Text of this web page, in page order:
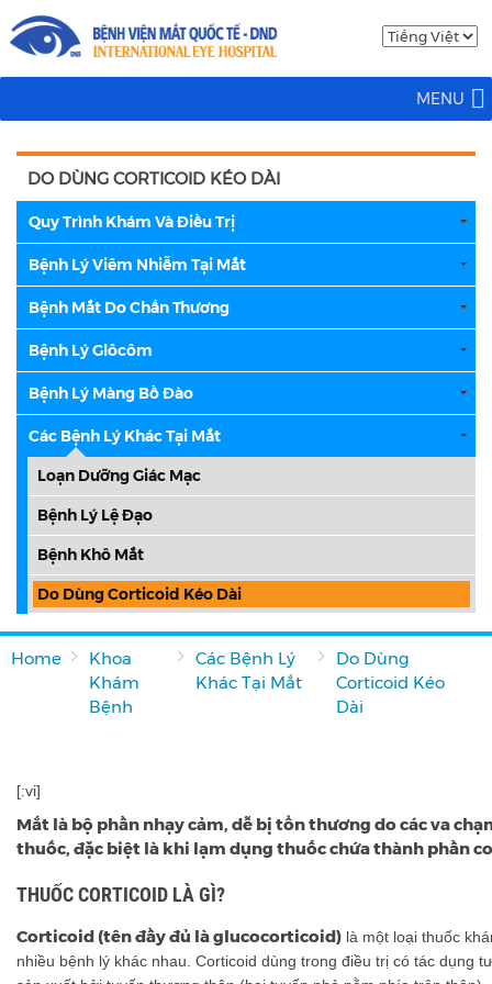
MENU
DO DÙNG CORTICOID KÉO DÀI
Quy Trình Khám Và Điều Trị
Bệnh Lý Viêm Nhiễm Tại Mắt
Bệnh Mắt Do Chấn Thương
Bệnh Lý Glôcôm
Bệnh Lý Màng Bồ Đào
Các Bệnh Lý Khác Tại Mắt
Loạn Dưỡng Giác Mạc
Bệnh Lý Lệ Đạo
Bệnh Khô Mắt
Do Dùng Corticoid Kéo Dài
Home
Khoa
Khám
Bệnh
Các Bệnh Lý
Khác Tại Mắt
Do Dùng
Corticoid Kéo
Dài
[:vi]
Mắt là bộ phần nhạy cảm, dễ bị tổn thương do các va
thuốc, đặc biệt là khi lạm dụng thuốc chứa thành phần
THUỐC CORTICOID LÀ GÌ?
Corticoid (tên đầy đủ là glucocorticoid) là một loại thuốc
nhiều bệnh lý khác nhau. Corticoid dùng trong điều trị có tác dụng